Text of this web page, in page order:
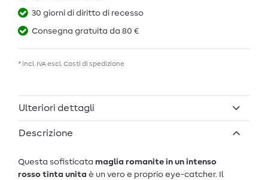
30 giorni di diritto di recesso
Consegna gratuita da 80 €
* incl. IVA escl. Costi di spedizione
Ulteriori dettagli
Descrizione
Questa sofisticata maglia romanite in un intenso
rosso tinta unita è un vero e proprio eye-catcher. Il